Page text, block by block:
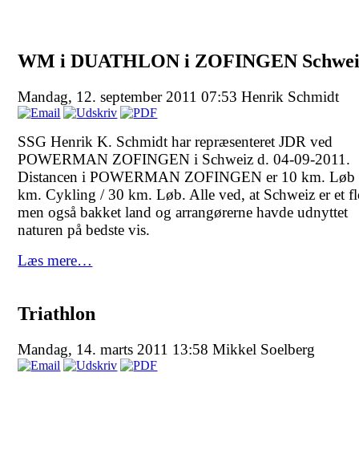
WM i DUATHLON i ZOFINGEN
Mandag, 12. september 2011 07:53Henrik Schmidt
SSG Henrik K. Schmidt har repræsenteret JDR ved
POWERMAN ZOFINGEN i Schweiz d. 04-09-2011.
Distancen i POWERMAN ZOFINGEN er 10 km. Løb
km. Cykling / 30 km. Løb. Alle ved, at Schweiz er et
men også bakket land og arrangørerne havde udnyttet
naturen på bedste vis.
Læs mere…
Triathlon
Mandag, 14. marts 2011 13:58Mikkel Soelberg